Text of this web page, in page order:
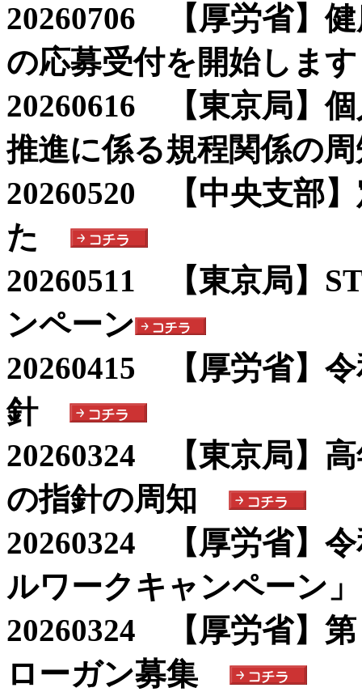
20260706 【厚労省】
の応募受付を開始します
20260616 【東京局】
推進に係る規程関係の
20260520 【中央支部
た
20260511 【東京局】
ンペーン
20260415 【厚労省】
針
20260324 【東京局】
の指針の周知
20260324 【厚労省】
ルワークキャンペーン
20260324 【厚労省】
ローガン募集